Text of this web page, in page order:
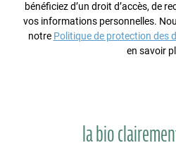
bénéficiez d’un droit d’accès, de
vos informations personnelles.
notre Politique de protection des
en savoir
la bio